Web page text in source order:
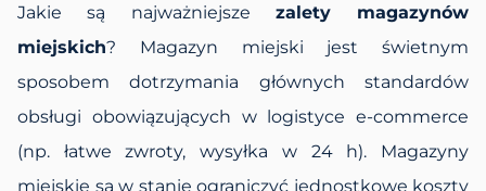
Jakie są najważniejsze zalety magazynów
miejskich? Magazyn miejski jest świetnym
sposobem dotrzymania głównych standardów
obsługi obowiązujących w logistyce e-commerce
(np. łatwe zwroty, wysyłka w 24 h). Magazyny
miejskie są w stanie ograniczyć jednostkowe koszty